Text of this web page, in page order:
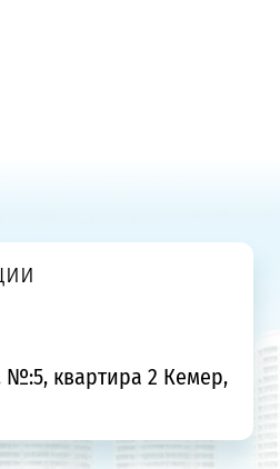
№:5, квартира 2 Кемер,